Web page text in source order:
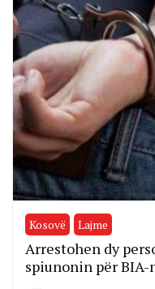
Kosovë Lajme
Arrestohen dy
spiunonin për BIA-